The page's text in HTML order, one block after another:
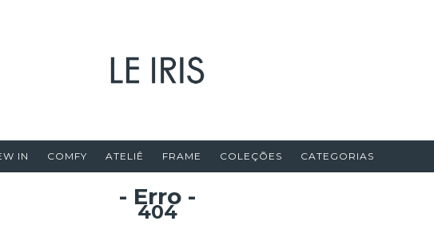
IN COMFY ATELIÊ FRAME COLEÇÕES CATEGORIAS
- Erro -
404